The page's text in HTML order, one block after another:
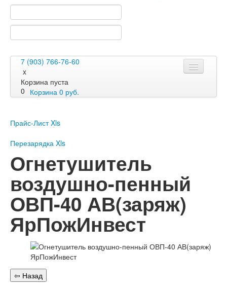
7 (903) 766-76-60
x
Корзина пуста
0 Корзина 0 руб.
Перезарядка
Перезарядка ОП
Перезарядка ОВП
Оплата
Гарантии
Статьи
Публичная оферта
Сертификаты
Вопрос-Ответ
Прайс-Лист Xls
Перезарядка Xls
Огнетушитель
воздушно-пенный
ОВП-40 АВ(заряж)
ЯрПожИнвест